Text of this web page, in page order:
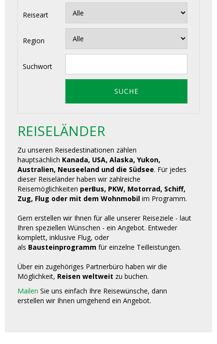
Reiseart
Region
Suchwort
REISELÄNDER
Zu unseren Reisedestinationen zählen
hauptsächlich Kanada, USA, Alaska, Yukon,
Australien, Neuseeland und die Südsee. Für jedes
dieser Reiseländer haben wir zahlreiche
Reisemöglichkeiten perBus, PKW, Motorrad, Schiff,
Zug, Flug oder mit dem Wohnmobil im Programm.
Gern erstellen wir Ihnen für alle unserer Reiseziele - laut
Ihren speziellen Wünschen - ein Angebot. Entweder
komplett, inklusive Flug, oder
als Bausteinprogramm für einzelne Teilleistungen.
Über ein zugehöriges Partnerbüro haben wir die
Möglichkeit, Reisen weltweit zu buchen.
Mailen Sie uns einfach Ihre Reisewünsche, dann
erstellen wir Ihnen umgehend ein Angebot.